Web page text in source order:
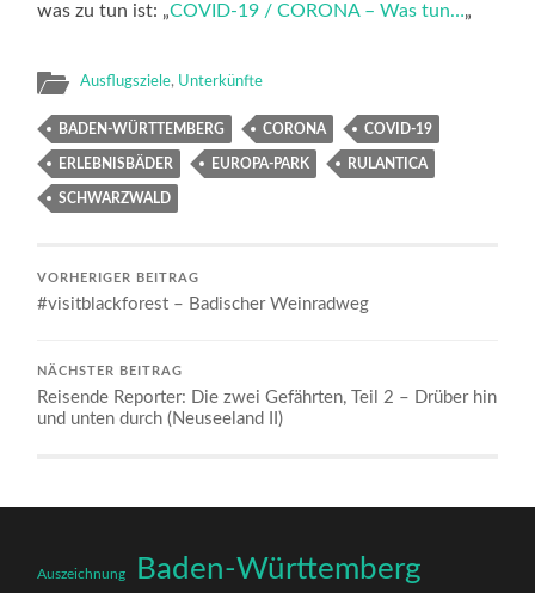
was zu tun ist: „COVID-19 / CORONA – Was tun…„
Ausflugsziele, Unterkünfte
BADEN-WÜRTTEMBERG CORONA COVID-19
ERLEBNISBÄDER EUROPA-PARK RULANTICA
SCHWARZWALD
VORHERIGER BEITRAG
#visitblackforest – Badischer Weinradweg
NÄCHSTER BEITRAG
Reisende Reporter: Die zwei Gefährten, Teil 2 – Drüber hin
und unten durch (Neuseeland II)
Auszeichnung Baden-Württemberg